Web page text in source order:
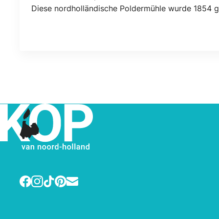
Standort
Diese nordholländische Poldermühle wurde 1854
Facebook
Instagram
TikTok
Pinterest
E-mail